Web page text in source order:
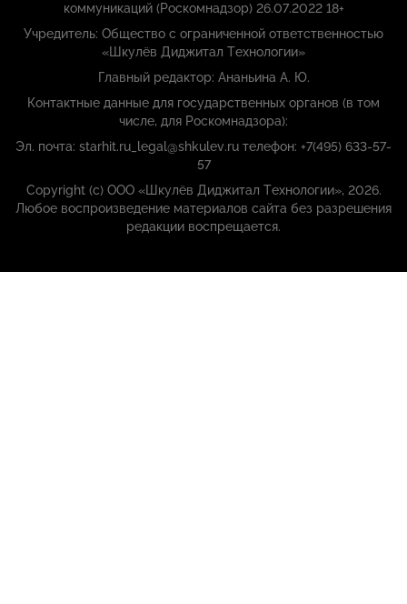
коммуникаций (Роскомнадзор) 26.07.2022 18+
Учредитель: Общество с ограниченной ответственностью
«Шкулёв Диджитал Технологии»
Главный редактор: Ананьина А. Ю.
Контактные данные для государственных органов (в том
числе, для Роскомнадзора):
Эл. почта: starhit.ru_legal@shkulev.ru телефон: +7(495) 633-57-
57
Copyright (с) ООО «Шкулёв Диджитал Технологии», 2026.
Любое воспроизведение материалов сайта без разрешения
редакции воспрещается.